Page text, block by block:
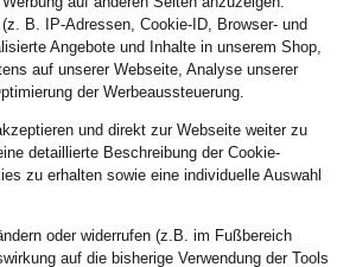
B. IP-Adressen, Cookie-ID, Browser- und
Angebote und Inhalte in unserem Shop,
auf unserer Webseite, Analyse unserer
der Werbeaussteuerung.
und direkt zur Webseite weiter zu
detaillierte Beschreibung der Cookie-
zu erhalten sowie eine individuelle Auswahl
oder widerrufen (z.B. im Fußbereich
auf die bisherige Verwendung der Tools